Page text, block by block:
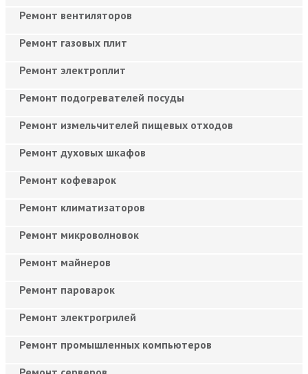
Ремонт вентиляторов
Ремонт газовых плит
Ремонт электроплит
Ремонт подогревателей посуды
Ремонт измельчителей пищевых отходов
Ремонт духовых шкафов
Ремонт кофеварок
Ремонт климатизаторов
Ремонт микроволновок
Ремонт майнеров
Ремонт пароварок
Ремонт электрогрилей
Ремонт промышленных компьютеров